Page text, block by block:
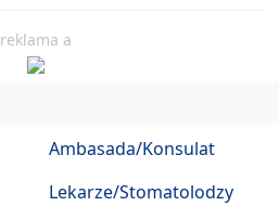
reklama a
Ambasada/Konsulat
Lekarze/Stomatolodzy